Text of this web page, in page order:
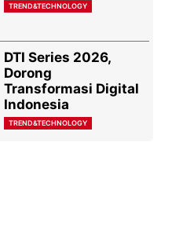
TREND&TECHNOLOGY
DTI Series 2026,
Dorong
Transformasi Digital
Indonesia
TREND&TECHNOLOGY